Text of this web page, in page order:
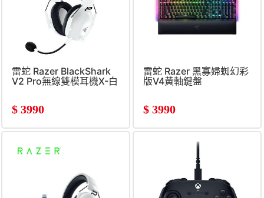
雷蛇 Razer BlackShark
V2 Pro無線雙模耳機X-白
$ 3990
雷蛇 Razer 黑寡婦蜘幻彩
版V4黃軸鍵盤
$ 3990